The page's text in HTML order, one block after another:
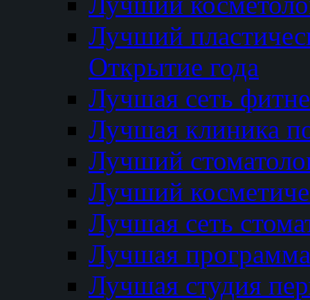
Лучший
Открытие года
Лучшая сеть
Лучшая клиника
Лучший
Лучший
Лучшая сеть
Лучшая программа
Лучшая студия